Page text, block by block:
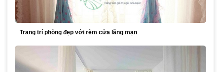
Trang trí phòng đẹp với rèm cửa lãng mạn